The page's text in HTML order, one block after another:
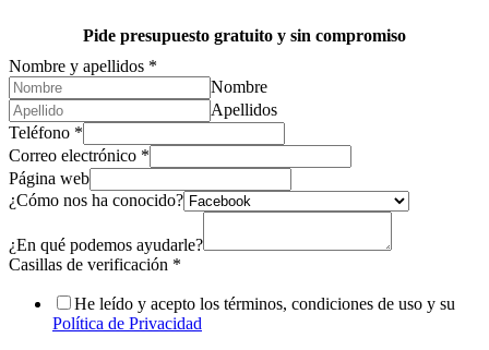
Pide presupuesto gratuito y sin compromiso
Nombre y apellidos *
Nombre
Apellidos
Teléfono *
Correo electrónico *
Página web
¿Cómo nos ha conocido?
¿En qué podemos ayudarle?
Casillas de verificación *
He leído y acepto los términos, condiciones de uso y su
Política de Privacidad